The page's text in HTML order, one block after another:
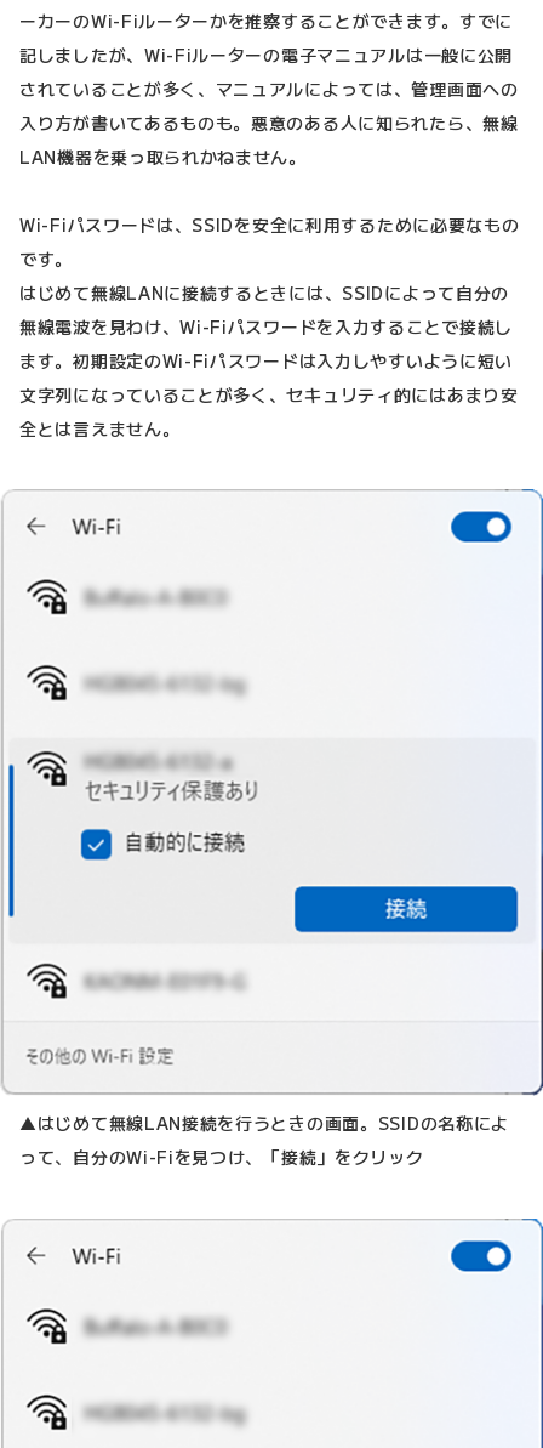
ーカーのWi-Fiルーターかを推察することができます。すでに
記しましたが、Wi-Fiルーターの電子マニュアルは一般に公開
されていることが多く、マニュアルによっては、管理画面への
入り方が書いてあるものも。悪意のある人に知られたら、無線
LAN機器を乗っ取られかねません。
Wi-Fiパスワードは、SSIDを安全に利用するために必要なもの
です。
はじめて無線LANに接続するときには、SSIDによって自分の
無線電波を見わけ、Wi-Fiパスワードを入力することで接続し
ます。初期設定のWi-Fiパスワードは入力しやすいように短い
文字列になっていることが多く、セキュリティ的にはあまり安
全とは言えません。
▲はじめて無線LAN接続を行うときの画面。SSIDの名称によ
って、自分のWi-Fiを見つけ、「接続」をクリック